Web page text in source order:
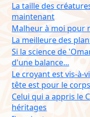
La taille des
maintenant
Malheur à moi pour
La meilleure des
Si la science de
d'une balance...
Le croyant est vis-à-
tête est pour le corps
Celui qui a appris le
héritages